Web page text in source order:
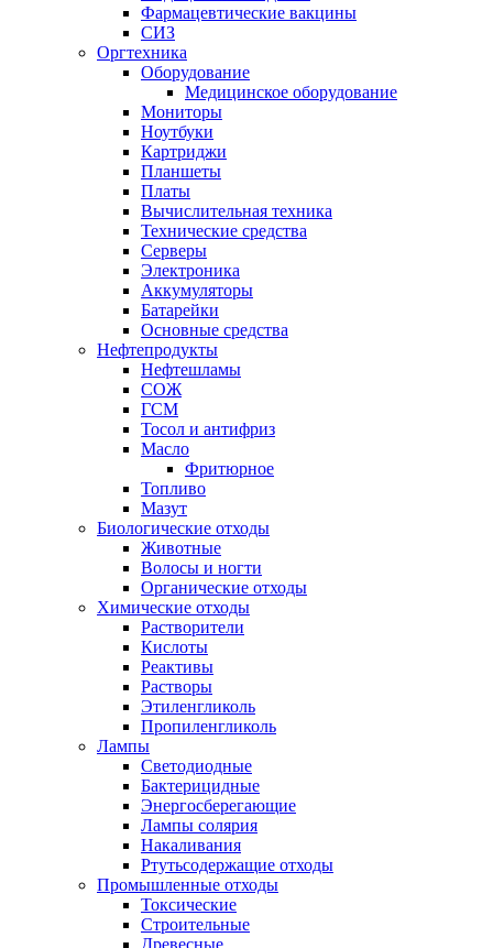
Фармацевтические вакцины
СИЗ
Оргтехника
Оборудование
Медицинское оборудование
Мониторы
Ноутбуки
Картриджи
Планшеты
Платы
Вычислительная техника
Технические средства
Серверы
Электроника
Аккумуляторы
Батарейки
Основные средства
Нефтепродукты
Нефтешламы
СОЖ
ГСМ
Тосол и антифриз
Масло
Фритюрное
Топливо
Мазут
Биологические отходы
Животные
Волосы и ногти
Органические отходы
Химические отходы
Растворители
Кислоты
Реактивы
Растворы
Этиленгликоль
Пропиленгликоль
Лампы
Светодиодные
Бактерицидные
Энергосберегающие
Лампы солярия
Накаливания
Ртутьсодержащие отходы
Промышленные отходы
Токсические
Строительные
Древесные